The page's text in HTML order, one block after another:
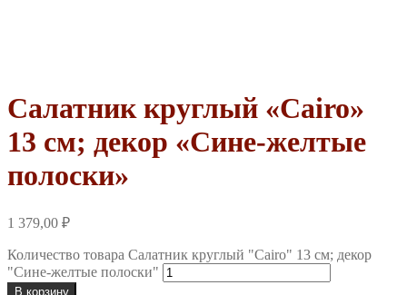
Салатник круглый «Cairo»
13 см; декор «Сине-желтые
полоски»
1 379,00 ₽
Количество товара Салатник круглый "Cairo" 13 см; декор
"Сине-желтые полоски"
В корзину